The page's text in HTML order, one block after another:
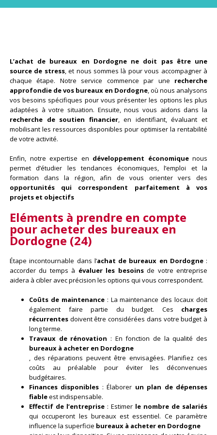
L’achat de bureaux en Dordogne ne doit pas être une
source de stress, et nous sommes là pour vous accompagner à
chaque étape. Notre service commence par une recherche
approfondie de vos bureaux en Dordogne, où nous analysons
vos besoins spécifiques pour vous présenter les options les plus
adaptées à votre situation. Ensuite, nous vous aidons dans la
recherche de soutien financier, en identifiant, évaluant et
mobilisant les ressources disponibles pour optimiser la rentabilité
de votre activité.
Enfin, notre expertise en développement économiquenous
permet d’étudier les tendances économiques, l’emploi et la
formation dans la région, afin de vous orienter vers des
opportunités qui correspondent parfaitement à vos
projets et objectifs
Eléments à prendre en compte
pour acheter des bureaux en
Dordogne (24)
Étape incontournable dans l’achat de bureaux en Dordogne :
accorder du temps à évaluer les besoinsde votre entreprise
aidera à cibler avec précision les options qui vous correspondent.
Coûts de maintenance: La maintenance des locaux doit
également faire partie du budget. Ces charges
récurrentes doivent être considérées dans votre budget à
long terme.
Travaux de rénovation : En fonction de la qualité des
bureaux à acheter en Dordogne
, des réparations peuvent être envisagées. Planifiez ces
coûts au préalable pour éviter les déconvenues
budgétaires.
Finances disponibles : Élaborer un plan de dépenses
fiableest indispensable.
Effectif de l’entreprise : Estimer le nombre de salariés
qui occuperont les bureaux est essentiel. Ce paramètre
influence la superficie bureaux à acheter en Dordogne